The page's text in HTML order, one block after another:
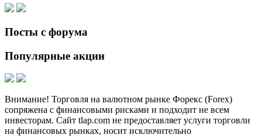
Посты с форума
Популярные акции
Внимание! Торговля на валютном рынке Форекс (Forex)
сопряжена с финансовыми рисками и подходит не всем
инвесторам. Сайт tlap.com не предоставляет услуги торговли
на финансовых рынках, носит исключительно